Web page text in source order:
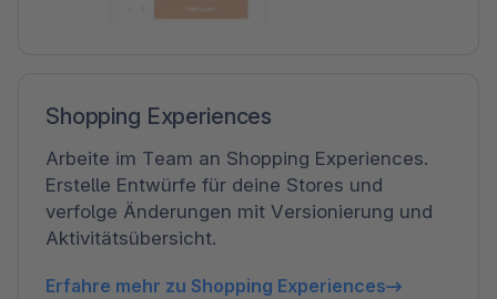
Shopping Experiences
Arbeite im Team an Shopping Experiences.
Erstelle Entwürfe für deine Stores und
verfolge Änderungen mit Versionierung und
Aktivitätsübersicht.
Erfahre mehr zu Shopping Experiences